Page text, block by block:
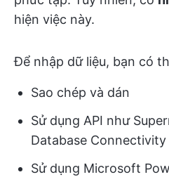
hiện việc này.
Để nhập dữ liệu, bạn có
Sao chép và dán
Sử dụng API như
Database Connectivity
Sử dụng Microsoft